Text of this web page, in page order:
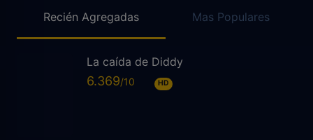
Recién Agregadas Mas Populares
La caída de Diddy
6.369 HD